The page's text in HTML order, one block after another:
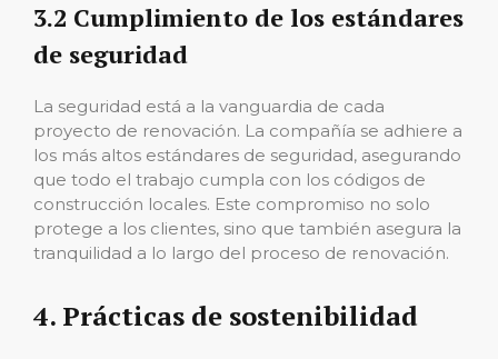
3.2 Cumplimiento de los estándares
de seguridad
La seguridad está a la vanguardia de cada
proyecto de renovación. La compañía se adhiere a
los más altos estándares de seguridad, asegurando
que todo el trabajo cumpla con los códigos de
construcción locales. Este compromiso no solo
protege a los clientes, sino que también asegura la
tranquilidad a lo largo del proceso de renovación.
4. Prácticas de sostenibilidad